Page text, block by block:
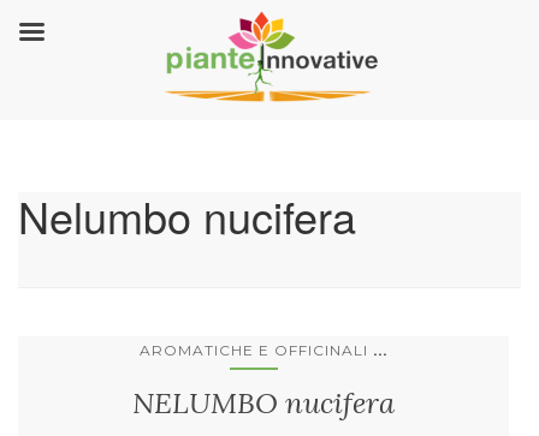
Nelumbo nucifera
AROMATICHE E OFFICINALI ...
NELUMBO nucifera